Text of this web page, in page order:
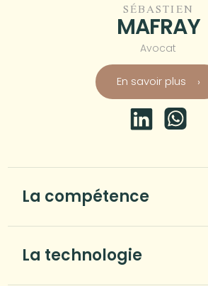
SÉBASTIEN
MAFRAY
Avocat
En savoir plus
La compétence
La technologie